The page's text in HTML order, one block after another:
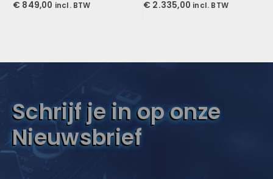
0out of 5
€ 849,00 incl. BTW 0out of 5
€ 2.335,00 incl. BTW
Schrijf je in op onze
Nieuwsbrief